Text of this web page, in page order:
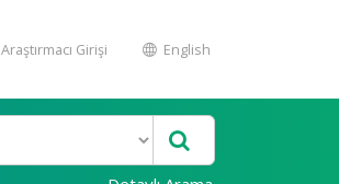
Araştırmacı Girişi English